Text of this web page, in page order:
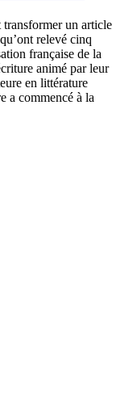
transformer un article
relevé cinq
française de la
animé par leur
en littérature
a commencé à la